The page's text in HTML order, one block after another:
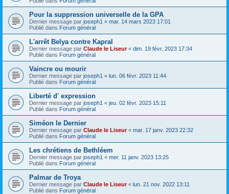
Pour la suppression universelle de la GPA
Dernier message par joseph1 « mar. 14 mars 2023 17:01
Publié dans Forum général
L'arrêt Belya contre Kapral
Dernier message par Claude le Liseur« dim. 19 févr. 2023 17:34
Publié dans Forum général
Vaincre ou mourir
Dernier message par joseph1 « lun. 06 févr. 2023 11:44
Publié dans Forum général
Liberté d' expression
Dernier message par joseph1 « jeu. 02 févr. 2023 15:11
Publié dans Forum général
Siméon le Dernier
Dernier message par Claude le Liseur« mar. 17 janv. 2023 22:32
Publié dans Forum général
Les chrétiens de Bethléem
Dernier message par joseph1 « mer. 11 janv. 2023 13:25
Publié dans Forum général
Palmar de Troya
Dernier message par Claude le Liseur« lun. 21 nov. 2022 13:11
Publié dans Forum général